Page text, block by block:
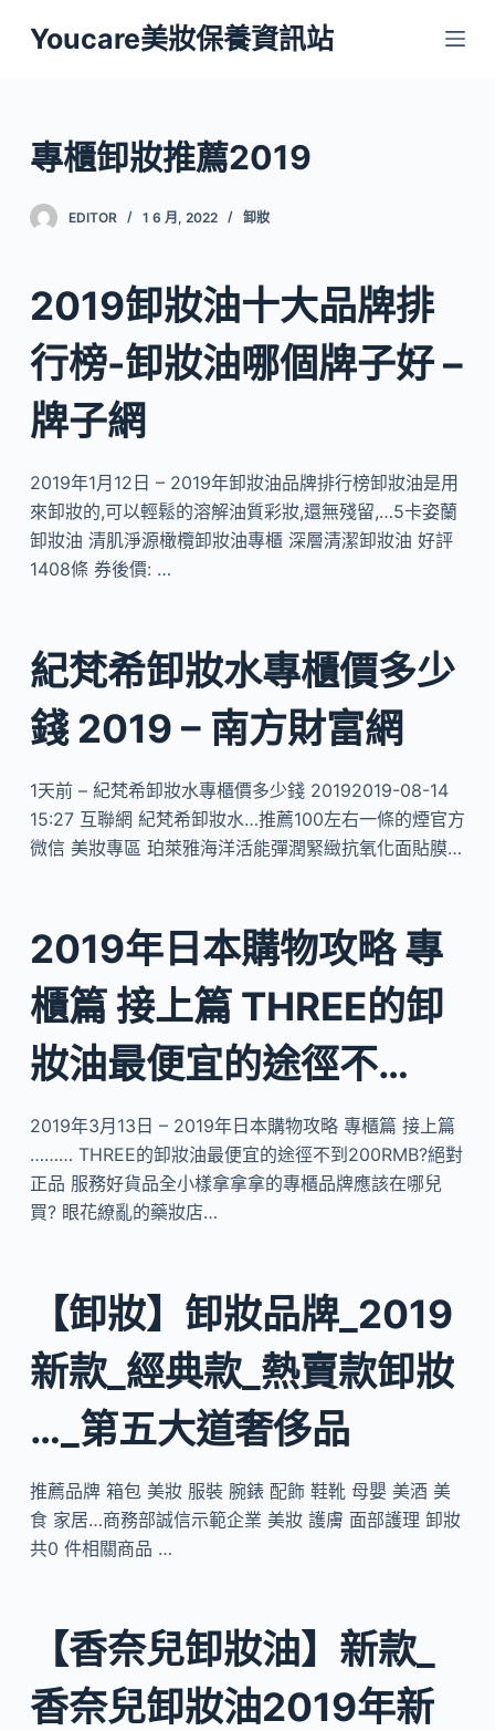
跳
至
內
容
Youcare美妝保養資訊站
專櫃卸妝推薦2019
EDITOR 1 6 月, 2022 卸妝
2019卸妝油十大品牌排
行榜-卸妝油哪個牌子好 –
牌子網
2019年1月12日 – 2019年卸妝油品牌排行榜卸妝油是用
來卸妝的,可以輕鬆的溶解油質彩妝,還無殘留,…5卡姿蘭
卸妝油 清肌淨源橄欖卸妝油專櫃 深層清潔卸妝油 好評
1408條 券後價: …
紀梵希卸妝水專櫃價多少
錢 2019 – 南方財富網
1天前 – 紀梵希卸妝水專櫃價多少錢 20192019-08-14
15:27 互聯網 紀梵希卸妝水…推薦100左右一條的煙官方
微信 美妝專區 珀萊雅海洋活能彈潤緊緻抗氧化面貼膜…
2019年日本購物攻略 專
櫃篇 接上篇 THREE的卸
妝油最便宜的途徑不…
2019年3月13日 – 2019年日本購物攻略 專櫃篇 接上篇
……… THREE的卸妝油最便宜的途徑不到200RMB?絕對
正品 服務好貨品全小樣拿拿拿的專櫃品牌應該在哪兒
買? 眼花繚亂的藥妝店…
【卸妝】卸妝品牌_2019
新款_經典款_熱賣款卸妝
…_第五大道奢侈品
推薦品牌 箱包 美妝 服裝 腕錶 配飾 鞋靴 母嬰 美酒 美
食 家居…商務部誠信示範企業 美妝 護膚 面部護理 卸妝
共0 件相關商品 …
【香奈兒卸妝油】新款_
香奈兒卸妝油2019年新